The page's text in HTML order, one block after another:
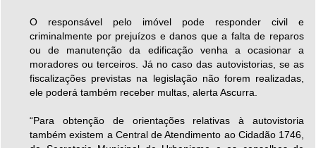
O responsável pelo imóvel pode responder civil e
criminalmente por prejuízos e danos que a falta de reparos
ou de manutenção da edifi­cação venha a ocasionar a
moradores ou terceiros. Já no caso das autovistorias, se as
fiscalizações previstas na legislação não forem realizadas,
ele poderá também receber multas, alerta Ascurra.
“Para obtenção de orientações relativas à autovistoria
também existem a Central de Atendimento ao Cidadão 1746,